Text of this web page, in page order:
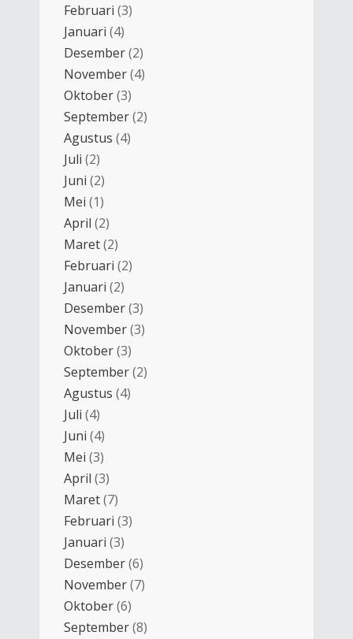
Februari (3)
Januari (4)
Desember(2)
November(4)
Oktober(3)
September(2)
Agustus (4)
Juli (2)
Juni (2)
Mei (1)
April (2)
Maret(2)
Februari (2)
Januari (2)
Desember(3)
November(3)
Oktober(3)
September(2)
Agustus (4)
Juli (4)
Juni (4)
Mei (3)
April (3)
Maret(7)
Februari (3)
Januari (3)
Desember(6)
November(7)
Oktober(6)
September(8)